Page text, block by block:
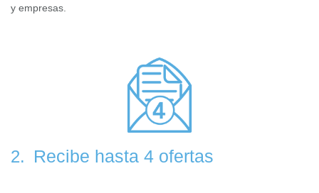
y empresas.
2. Recibe hasta 4 ofertas